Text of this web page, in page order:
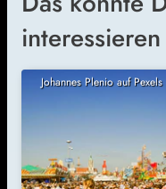
interessieren
Johannes Plenio auf Pexels